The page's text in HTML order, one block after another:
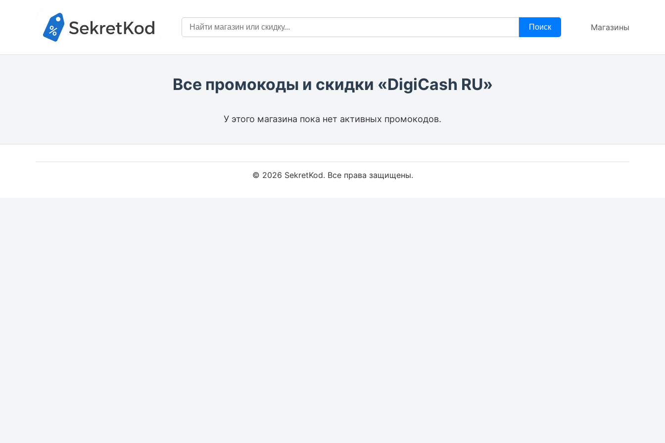
Поиск Магазины
Все промокоды и скидки «DigiCash RU»
У этого магазина пока нет активных промокодов.
© 2026 SekretKod. Все права защищены.